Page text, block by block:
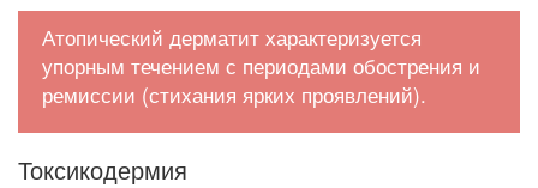
Атопический дерматит характеризуется
упорным течением с периодами обострения и
ремиссии (стихания ярких проявлений).
Токсикодермия